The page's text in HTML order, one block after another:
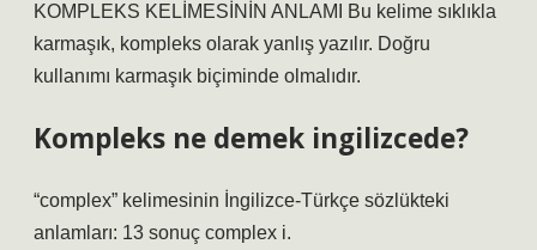
KOMPLEKS KELİMESİNİN ANLAMI Bu kelime sıklıkla
karmaşık, kompleks olarak yanlış yazılır. Doğru
kullanımı karmaşık biçiminde olmalıdır.
Kompleks ne demek ingilizcede?
“complex” kelimesinin İngilizce-Türkçe sözlükteki
anlamları: 13 sonuç complex i.